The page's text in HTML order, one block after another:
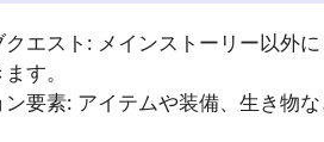
エスト: メインストーリー以外
す。
ン要素: アイテムや装備、生き物